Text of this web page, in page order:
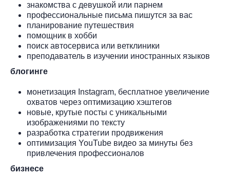
знакомства с девушкой или парнем
профессиональные письма пишутся за вас
планирование путешествия
помощник в хобби
поиск автосервиса или ветклиники
преподаватель в изучении иностранных языков
блогинге
монетизация Instagram, бесплатное увеличение
охватов через оптимизацию хэштегов
новые, крутые посты с уникальными
изображениями по тексту
разработка стратегии продвижения
оптимизация YouTube видео за минуты без
привлечения профессионалов
бизнесе